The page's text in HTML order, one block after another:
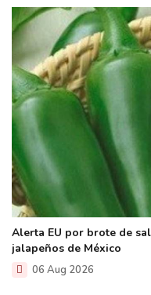
Alerta EU por brote de
jalapeños de México
06 Aug 2026